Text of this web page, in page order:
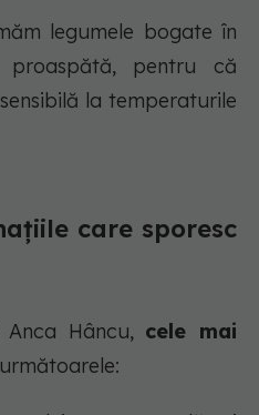
legumele bogate în
pentru că
la temperaturile
care sporesc
Hâncu, cele mai